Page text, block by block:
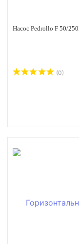
Насос Pedrollo F 50/
(0)